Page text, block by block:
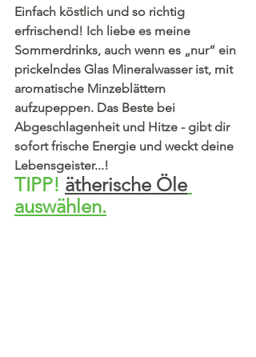
Einfach köstlich und so richtig
erfrischend! Ich liebe es meine
Sommerdrinks, auch wenn es „nur“ ein
prickelndes Glas Mineralwasser ist, mit
aromatische Minzeblättern
aufzupeppen. Das Beste bei
Abgeschlagenheit und Hitze - gibt dir
sofort frische Energie und weckt deine
Lebensgeister...!
TIPP! ätherische Öle
auswählen.